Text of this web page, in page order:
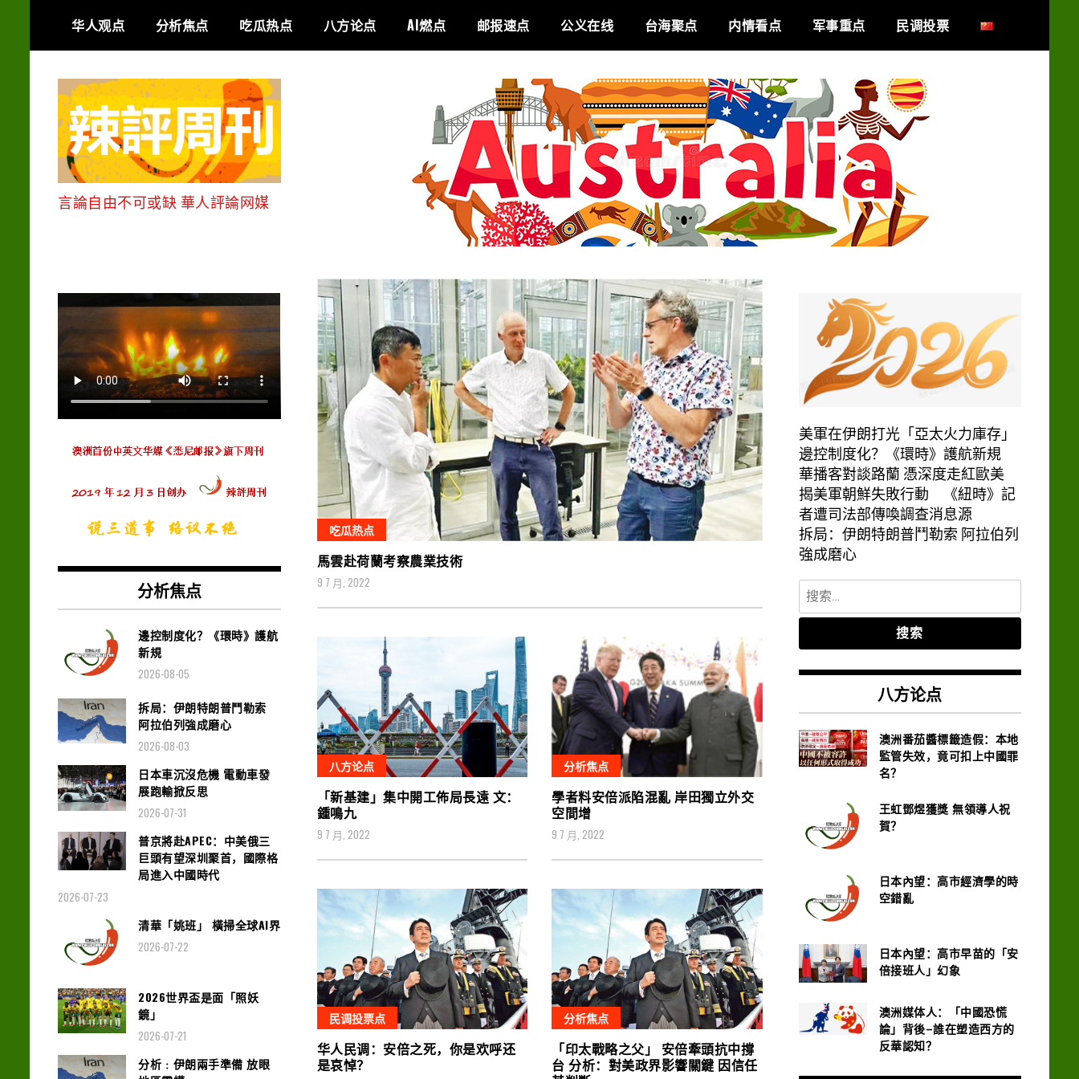
content
华人观点 分析焦点 吃瓜热点 八方论点 AI燃点 邮报速点 公义在线 台海聚点 内情看点 军事重点 民调投票
言論自由不可或缺 華人評論网媒
吃瓜热点
馬雲赴荷蘭考察農業技術
9 7 月, 2022
八方论点
「新基建」集中開工佈局長遠 文：
鍾鳴九
9 7 月, 2022
分析焦点
學者料安倍派陷混亂 岸田獨立外交
空間增
9 7 月, 2022
民调投票点
华人民调：安倍之死，你是欢呼还
是哀悼？
分析焦点
「印太戰略之父」 安倍牽頭抗中撐
台 分析：對美政界影響關鍵 因信任
分析焦点
邊控制度化？《環時》護航
新規
2026-08-05
拆局：伊朗特朗普鬥勒索
阿拉伯列強成磨心
2026-08-03
日本車沉沒危機 電動車發
展跑輸掀反思
2026-07-31
普京將赴APEC：中美俄三
巨頭有望深圳聚首，國際格
局進入中國時代
2026-07-23
清華「姚班」 橫掃全球AI界
2026-07-22
2026世界盃是面「照妖
鏡」
2026-07-21
分析﹕伊朗兩手準備 放眼
美軍在伊朗打光「亞太火力庫存」
邊控制度化？《環時》護航新規
華播客對談路蘭 憑深度走紅歐美
揭美軍朝鮮失敗行動 《紐時》記
者遭司法部傳喚調查消息源
拆局：伊朗特朗普鬥勒索 阿拉伯列
強成磨心
搜
索：
八方论点
澳洲番茄醬標籤造假：本地
監管失效，竟可扣上中國罪
名？
王虹鄧煜獲獎 無領導人祝
賀？
日本內望：高市經濟學的時
空錯亂
日本內望：高市早苗的「安
倍接班人」幻象
澳洲媒体人：「中國恐慌
論」背後–誰在塑造西方的
反華認知？